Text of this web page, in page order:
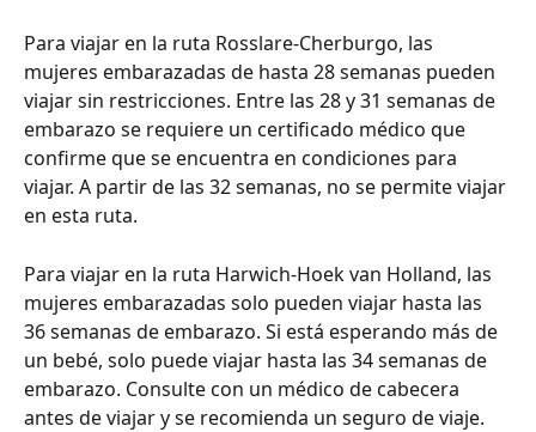
Para viajar en la ruta Rosslare-Cherburgo, las
mujeres embarazadas de hasta 28 semanas pueden
viajar sin restricciones. Entre las 28 y 31 semanas de
embarazo se requiere un certificado médico que
confirme que se encuentra en condiciones para
viajar. A partir de las 32 semanas, no se permite viajar
en esta ruta.
Para viajar en la ruta Harwich-Hoek van Holland, las
mujeres embarazadas solo pueden viajar hasta las
36 semanas de embarazo. Si está esperando más de
un bebé, solo puede viajar hasta las 34 semanas de
embarazo. Consulte con un médico de cabecera
antes de viajar y se recomienda un seguro de viaje.